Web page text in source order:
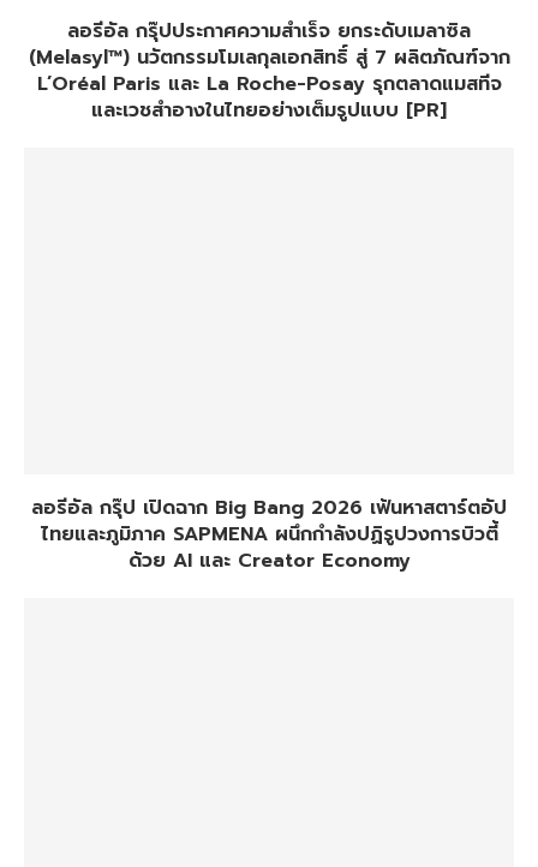
ลอรีอัล กรุ๊ปประกาศความสำเร็จ ยกระดับเมลาซิล
(Melasyl™) นวัตกรรมโมเลกุลเอกสิทธิ์ สู่ 7 ผลิตภัณฑ์จาก
L’Oréal Paris และ La Roche-Posay รุกตลาดแมสทีจ
และเวชสำอางในไทยอย่างเต็มรูปแบบ [PR]
ลอรีอัล กรุ๊ป เปิดฉาก Big Bang 2026 เฟ้นหาสตาร์ตอัป
ไทยและภูมิภาค SAPMENA ผนึกกำลังปฏิรูปวงการบิวตี้
ด้วย AI และ Creator Economy